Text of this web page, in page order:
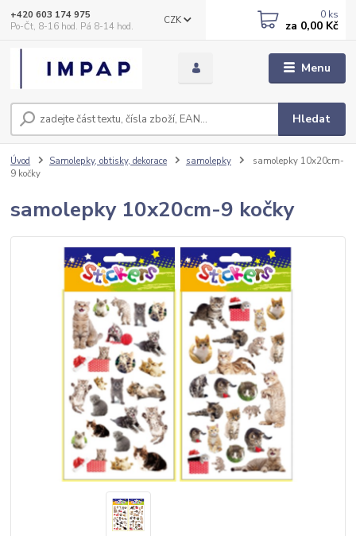
Menu
CZK
Hledat
+420 603 174 975
Po-Čt, 8-16 hod. Pá 8-14 hod.
0 ks
za 0,00 Kč
Úvod Samolepky, obtisky, dekorace samolepky
samolepky 10x20cm-
9 kočky
samolepky 10x20cm-9 kočky